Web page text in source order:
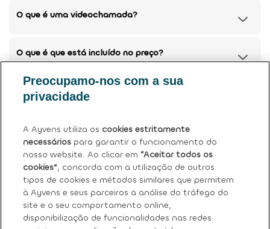
O que é uma videochamada?
O que é que está incluído no preço?
Posso devolver o meu carro atual?
Tem mais dúvidas?Ver perguntas frequentes (FAQ)
Sobre nós
Preocupamo-nos com a sua
privacidade
A Ayvens utiliza os cookies estritamente
necessários para garantir o funcionamento do
nosso website. Ao clicar em “Aceitar todos os
cookies”, concorda com a utilização de outros
tipos de cookies e métodos similares que permitem
à Ayvens e seus parceiros a análise do tráfego do
site e o seu comportamento online,
disponibilização de funcionalidades nas redes